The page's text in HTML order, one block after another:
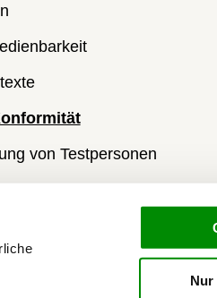
Nur
von Testpersonen